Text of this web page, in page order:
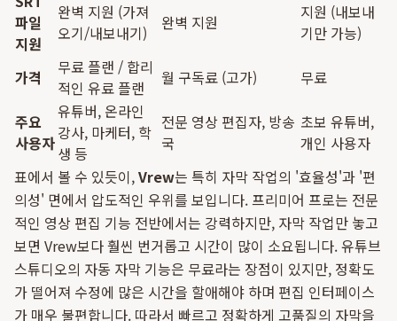
파일
지원
완벽 지원 (가져
오기/내보내기)
완벽 지원
지원 (내보내
기만 가능)
가격
무료 플랜 / 합리
적인 유료 플랜
월 구독료 (고가) 무료
주요
사용자
유튜버, 온라인
강사, 마케터, 학
생 등
전문 영상 편집자, 방송
국
초보 유튜버,
개인 사용자
표에서 볼 수 있듯이,Vrew는 특히 자막 작업의 '효율성'과 '편
의성' 면에서 압도적인 우위를 보입니다. 프리미어 프로는 전문
적인 영상 편집 기능 전반에서는 강력하지만, 자막 작업만 놓고
보면 Vrew보다 훨씬 번거롭고 시간이 많이 소요됩니다. 유튜브
스튜디오의 자동 자막 기능은 무료라는 장점이 있지만, 정확도
가 떨어져 수정에 많은 시간을 할애해야 하며 편집 인터페이스
가 매우 불편합니다. 따라서 빠르고 정확하게 고품질의 자막을